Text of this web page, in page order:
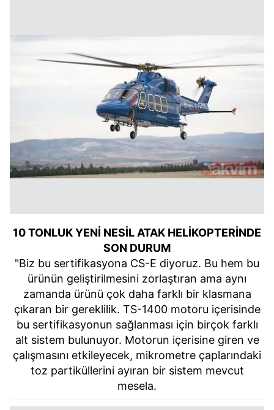
10 TONLUK YENİ NESİL ATAK HELİKOPTERİNDE
SON DURUM
"Biz bu sertifikasyona CS-E diyoruz. Bu hem bu
ürünün geliştirilmesini zorlaştıran ama aynı
zamanda ürünü çok daha farklı bir klasmana
çıkaran bir gereklilik. TS-1400 motoru içerisinde
bu sertifikasyonun sağlanması için birçok farklı
alt sistem bulunuyor. Motorun içerisine giren ve
çalışmasını etkileyecek, mikrometre çaplarındaki
toz partiküllerini ayıran bir sistem mevcut
mesela.